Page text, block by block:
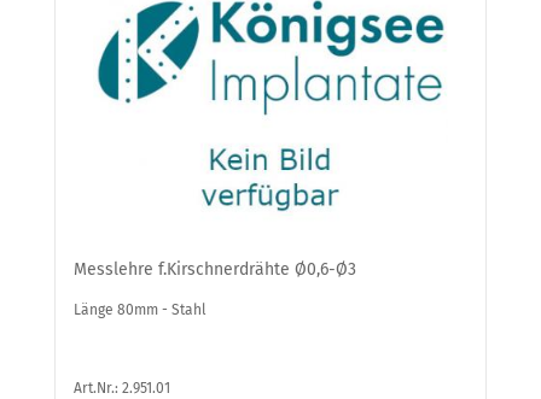
Messlehre f.Kirschnerdrähte Ø0,6-Ø3
Länge 80mm - Stahl
Art.Nr.: 2.951.01